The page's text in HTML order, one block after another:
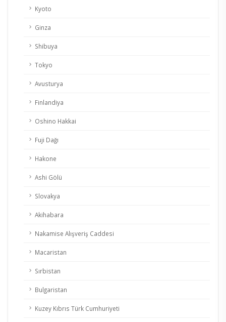
Kyoto
Ginza
Shibuya
Tokyo
Avusturya
Finlandiya
Oshino Hakkai
Fuji Dağı
Hakone
Ashi Gölü
Slovakya
Akihabara
Nakamise Alışveriş Caddesi
Macaristan
Sırbistan
Bulgaristan
Kuzey Kıbrıs Türk Cumhuriyeti